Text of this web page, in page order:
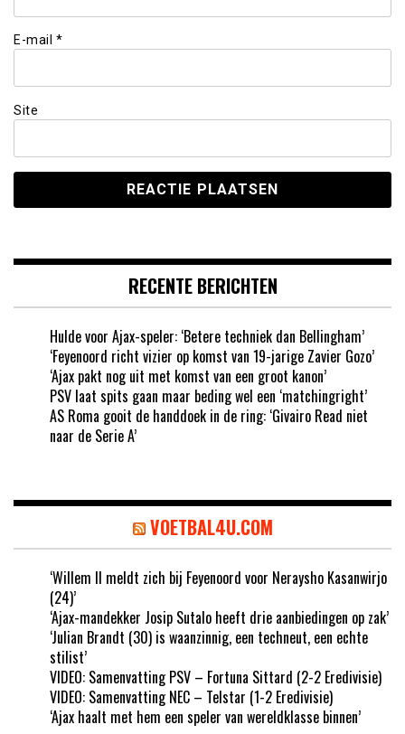
E-mail *
Site
RECENTE BERICHTEN
Hulde voor Ajax-speler: ‘Betere techniek dan Bellingham’
‘Feyenoord richt vizier op komst van 19-jarige Zavier Gozo’
‘Ajax pakt nog uit met komst van een groot kanon’
PSV laat spits gaan maar beding wel een ‘matchingright’
AS Roma gooit de handdoek in de ring: ‘Givairo Read niet
naar de Serie A’
VOETBAL4U.COM
‘Willem II meldt zich bij Feyenoord voor Neraysho Kasanwirjo
(24)’
‘Ajax-mandekker Josip Sutalo heeft drie aanbiedingen op zak’
‘Julian Brandt (30) is waanzinnig, een techneut, een echte
stilist’
VIDEO: Samenvatting PSV – Fortuna Sittard (2-2 Eredivisie)
VIDEO: Samenvatting NEC – Telstar (1-2 Eredivisie)
‘Ajax haalt met hem een speler van wereldklasse binnen’